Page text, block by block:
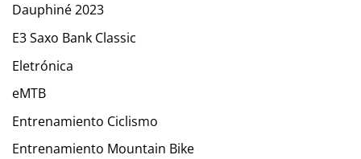
Dauphiné 2023
E3 Saxo Bank Classic
Eletrónica
eMTB
Entrenamiento Ciclismo
Entrenamiento Mountain Bike